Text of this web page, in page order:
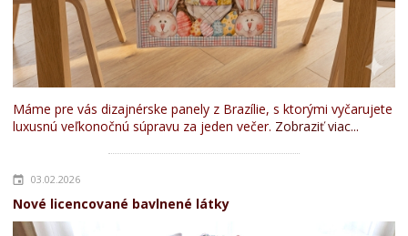
Máme pre vás dizajnérske panely z Brazílie, s ktorými vyčarujete
luxusnú veľkonočnú súpravu za jeden večer. Zobraziť viac...
03.02.2026
Nové licencované bavlnené látky